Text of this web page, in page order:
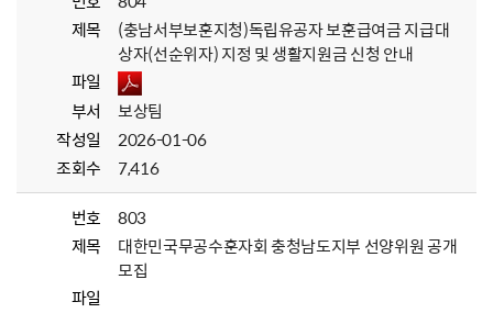
제목
(충남서부보훈지청)독립유공자 보훈급여금 지급대
상자(선순위자) 지정 및 생활지원금 신청 안내
파일
부서
보상팀
작성일
2026-01-06
조회수
7,416
번호
803
제목
대한민국무공수훈자회 충청남도지부 선양위원 공개
모집
파일